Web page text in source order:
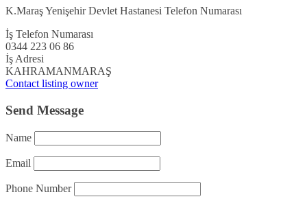
K.Maraş Yenişehir Devlet Hastanesi Telefon Numarası
İş Telefon Numarası
0344 223 06 86
İş Adresi
KAHRAMANMARAŞ
Contact listing owner
Send Message
Name
Email
Phone Number